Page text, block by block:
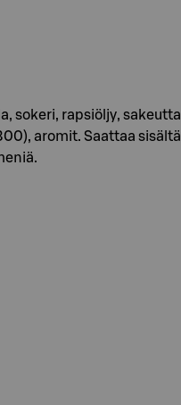
sokeri, rapsiöljy,
aromit. Saattaa